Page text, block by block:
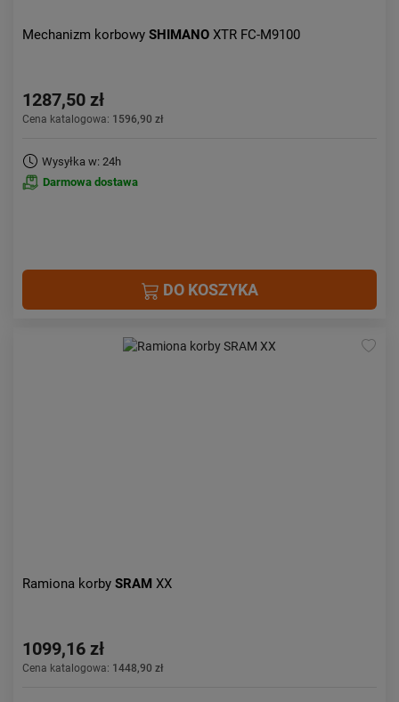
Mechanizm korbowy SHIMANO XTR FC-M9100
1287,50 zł
Cena katalogowa: 1596,90 zł
Wysyłka w: 24h
Darmowa dostawa
DO KOSZYKA
Ramiona korby SRAM XX
1099,16 zł
Cena katalogowa: 1448,90 zł